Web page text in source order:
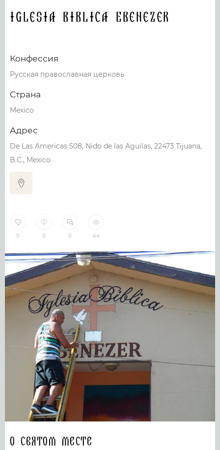
Iglesia Biblica Ebenezer
Конфессия
Русская православная церковь
Страна
Mexico
Адрес
De Las Americas 508, Nido de las Aguilas, 22473 Tijuana,
B.C., Mexico
0 0 0 44
О святом месте